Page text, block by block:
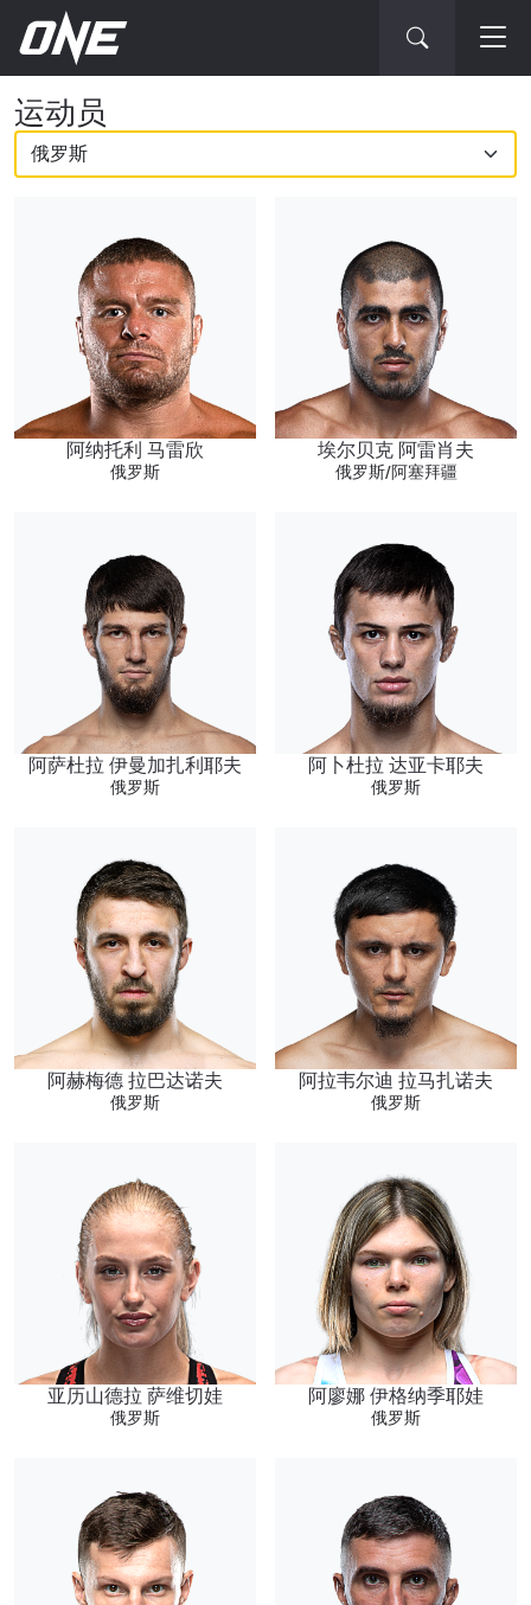
ONE
冠
军
运动员
阿纳托利 马雷欣
俄罗斯
埃尔贝克 阿雷肖夫
俄罗斯/阿塞拜疆
阿萨杜拉 伊曼加扎利耶夫
俄罗斯
阿卜杜拉 达亚卡耶夫
俄罗斯
阿赫梅德 拉巴达诺夫
俄罗斯
阿拉韦尔迪 拉马扎诺夫
俄罗斯
亚历山德拉 萨维切娃
俄罗斯
阿廖娜 伊格纳季耶娃
俄罗斯